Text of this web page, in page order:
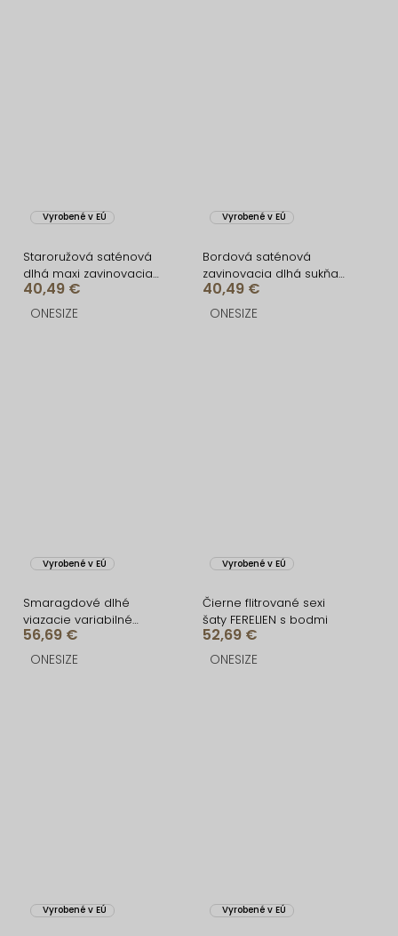
Vyrobené v EÚ
Staroružová saténová
dlhá maxi zavinovacia
sukňa DENISSE
40,49 €
ONESIZE
Vyrobené v EÚ
Bordová saténová
zavinovacia dlhá sukňa
DENISSE
40,49 €
ONESIZE
Vyrobené v EÚ
Smaragdové dlhé
viazacie variabilné
spoločenské šaty
CUPAUCA
56,69 €
ONESIZE
Vyrobené v EÚ
Čierne flitrované sexi
šaty FERELIEN s bodmi
52,69 €
ONESIZE
Vyrobené v EÚ Vyrobené v EÚ